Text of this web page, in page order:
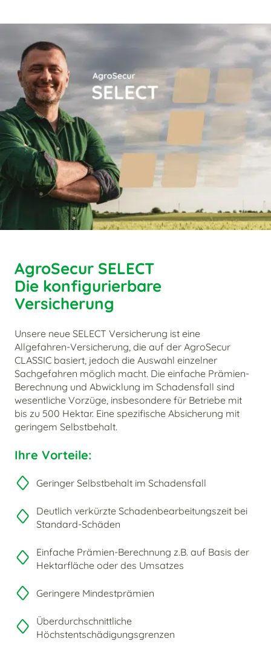
AgroSecur SELECT
Die konfigurierbare
Versicherung
Unsere neue SELECT Versicherung ist eine
Allgefahren-Versicherung, die auf der AgroSecur
CLASSIC basiert, jedoch die Auswahl einzelner
Sachgefahren möglich macht. Die einfache Prämien-
Berechnung und Abwicklung im Schadensfall sind
wesentliche Vorzüge, insbesondere für Betriebe mit
bis zu 500 Hektar. Eine spezifische Absicherung mit
geringem Selbstbehalt.
Ihre Vorteile:
Geringer Selbstbehalt im Schadensfall
Deutlich verkürzte Schadenbearbeitungszeit bei
Standard-Schäden
Einfache Prämien-Berechnung z.B. auf Basis der
Hektarfläche oder des Umsatzes
Geringere Mindestprämien
Überdurchschnittliche
Höchstentschädigungsgrenzen